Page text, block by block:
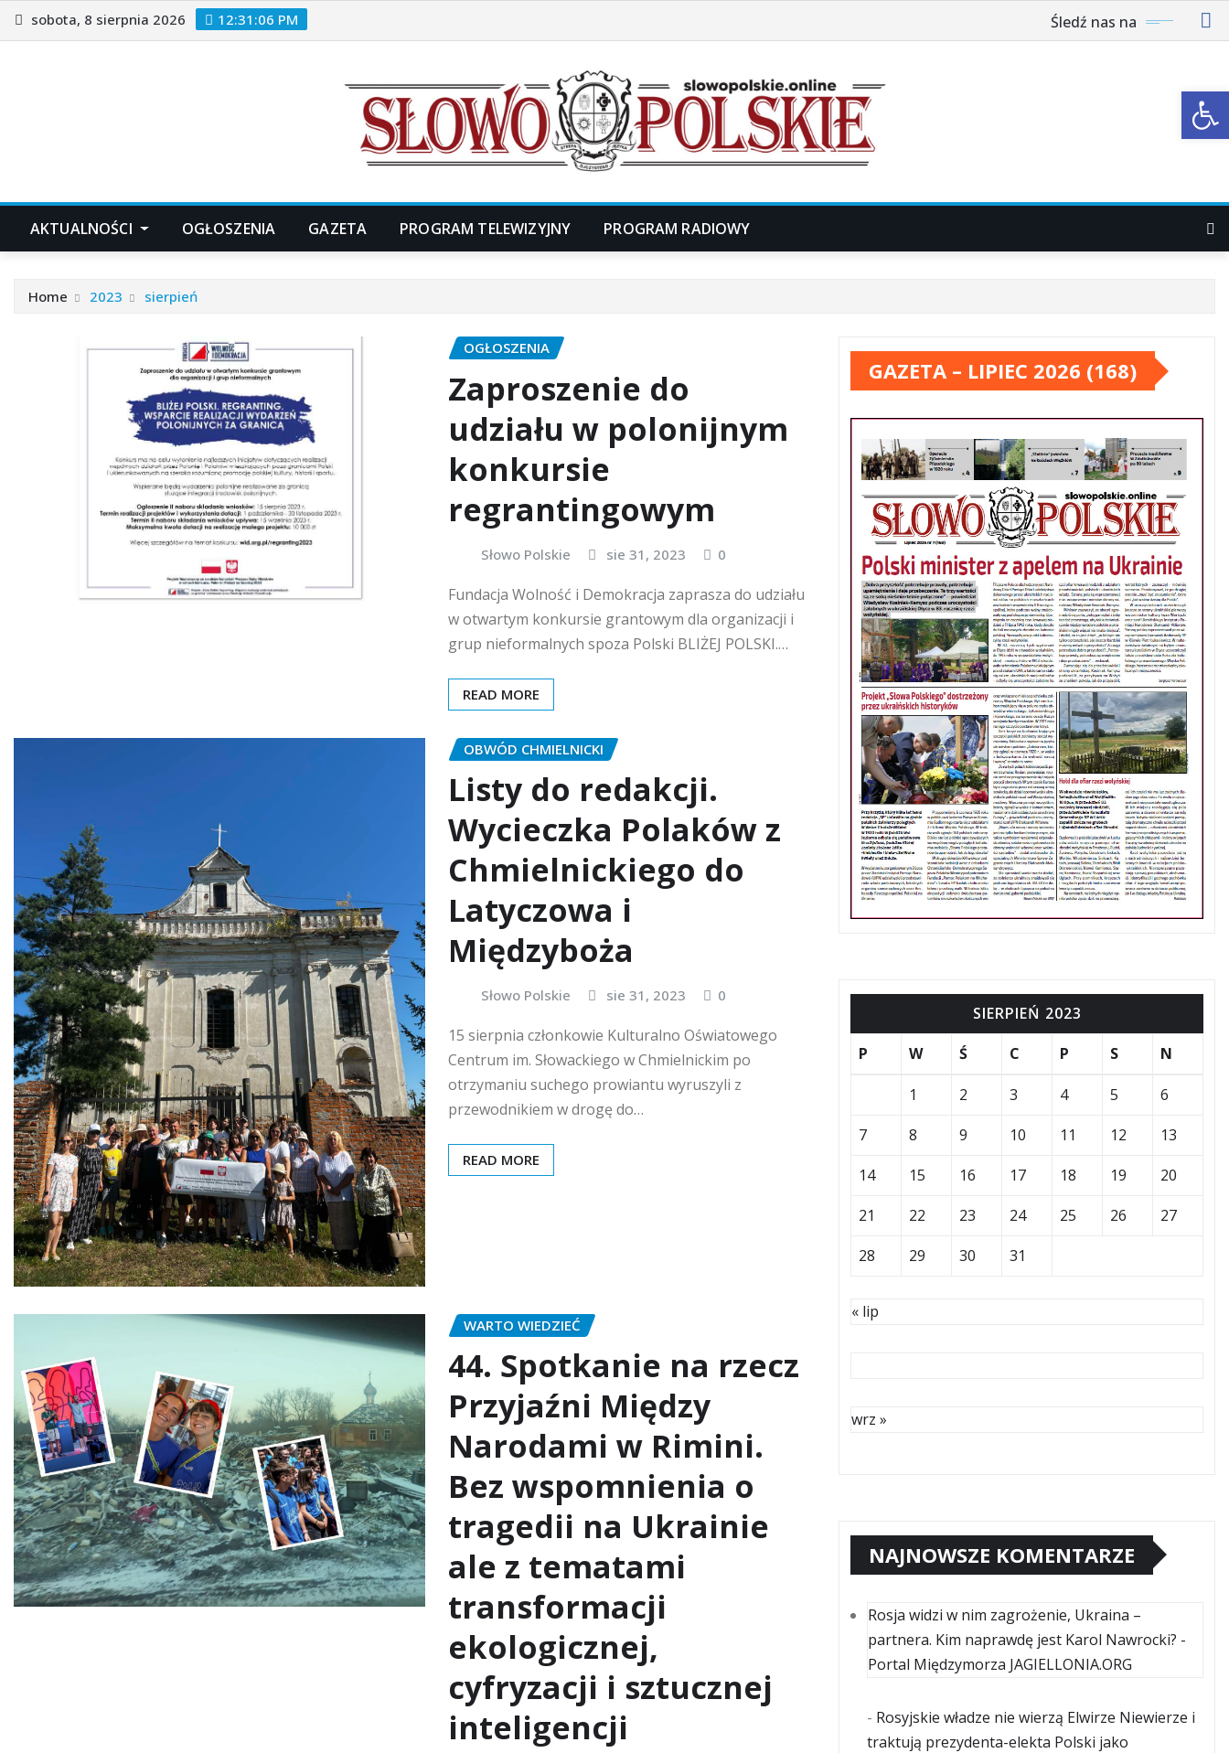
Skip
to
sobota, 8 sierpnia 2026 12:31:08 PM Śledź nas na
AKTUALNOŚCI OGŁOSZENIA GAZETA PROGRAM TELEWIZYJNY PROGRAM RADIOWY
Home 2023 sierpień
OGŁOSZENIA
Zaproszenie do
udziału w polonijnym
konkursie
regrantingowym
Słowo Polskie sie 31, 2023 0
Fundacja Wolność i Demokracja zaprasza do udziału
w otwartym konkursie grantowym dla organizacji i
grup nieformalnych spoza Polski BLIŻEJ POLSKI.…
READ MORE
OBWÓD CHMIELNICKI
Listy do redakcji.
Wycieczka Polaków z
Chmielnickiego do
Latyczowa i
Międzyboża
Słowo Polskie sie 31, 2023 0
15 sierpnia członkowie Kulturalno Oświatowego
Centrum im. Słowackiego w Chmielnickim po
otrzymaniu suchego prowiantu wyruszyli z
przewodnikiem w drogę do…
READ MORE
WARTO WIEDZIEĆ
44. Spotkanie na rzecz
Przyjaźni Między
Narodami w Rimini.
Bez wspomnienia o
tragedii na Ukrainie
ale z tematami
transformacji
ekologicznej,
cyfryzacji i sztucznej
inteligencji
GAZETA – LIPIEC 2026 (168)
SIERPIEŃ 2023
P
W Ś C P S N
1 2 3 4 5
6
7
8 9 10 11 12
13
14
15 16 17 18 19
20
21
22 23 24 25 26
27
28
29 30 31
« lip
wrz »
NAJNOWSZE KOMENTARZE
Rosja widzi w nim zagrożenie, Ukraina –
partnera. Kim naprawdę jest Karol Nawrocki? -
Portal Międzymorza JAGIELLONIA.ORG
- Rosyjskie władze nie wierzą Elwirze Niewierze i
traktują prezydenta-elekta Polski jako